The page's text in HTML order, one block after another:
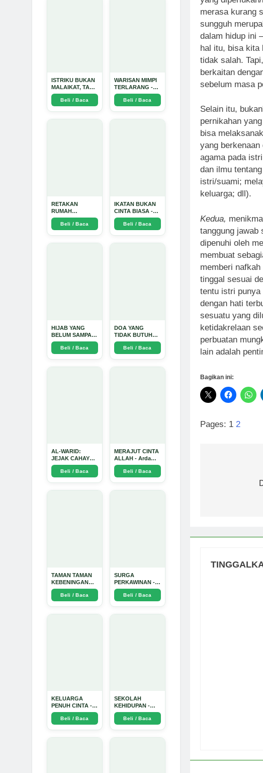
ISTRIKU BUKAN
MALAIKAT, TAPI
AKU JUGA
TIDAK SUCI -
Beli / Baca
WARISAN MIMPI
TERLARANG -
Arda Dinata
Beli / Baca
RETAKAN
RUMAH
TANGGA:
Sebuah
Perjalanan
Beli / Baca
IKATAN BUKAN
CINTA BIASA -
Arda Dinata
Beli / Baca
HIJAB YANG
BELUM SAMPAI
KE HATI: Ketika
Cinta Seorang
Ustadz Menjadi
Beli / Baca
DOA YANG
TIDAK BUTUH
SINYAL: Kisah
Tiga Jiwa yang
Tersesat di Era AI
Beli / Baca
AL-WARID:
JEJAK CAHAYA
DI ANTARA DUA
ZAMAN - Arda
Dinata
Beli / Baca
MERAJUT CINTA
ALLAH - Arda
Dinata
Beli / Baca
TAMAN TAMAN
KEBENINGAN
HATI - Arda
DinataBeli / Baca
SURGA
PERKAWINAN -
Arda Dinata
Beli / Baca
KELUARGA
PENUH CINTA -
Arda Dinata
Beli / Baca
SEKOLAH
KEHIDUPAN -
Arda Dinata
Beli / Baca
merasa kurang
sungguh
dalam hidup ini
hal itu, bisa kita
tidak salah.
berkaitan
sebelum masa
Selain itu,
pernikahan
bisa
yang
agama pada
dan ilmu
istri/suami;
keluarga; dll).
Kedua,
tanggung jawab
dipenuhi oleh
membuat
memberi
tinggal sesuai
tentu istri punya
dengan hati
sesuatu yang
ketidakrelaan
perbuatan
lain adalah
Bagikan ini:
Pages: 1 2